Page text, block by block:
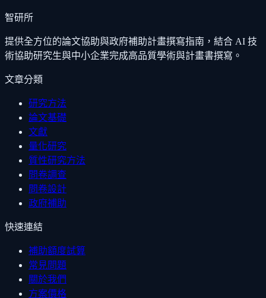
智研所
提供全方位的論文協助與政府補助計畫撰寫指南，結合 AI 技
術協助研究生與中小企業完成高品質學術與計畫書撰寫。
文章分類
研究方法
論文基礎
文獻
量化研究
質性研究方法
問卷調查
問卷設計
政府補助
快速連結
補助額度試算
常見問題
關於我們
方案價格